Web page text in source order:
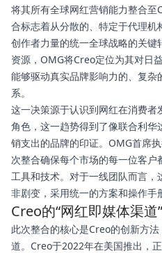
将其所有全球网红营销能力整合
合标志着从分散的、特定于代理
创作者力量的统一全球战略的关
资源，OMG将Creo定位为其对日
能够驱动真实品牌影响力的、复
系。
这一决策源于认识到网红在消费
角色，这一趋势得到了像联合利
销支出的品牌的印证。OMG首席
次整合确保每个市场的每一位客户
工具和技术。对于一线团队而言
非剧变，采用统一的方案和操作手
Creo的“网红即媒体渠道
此次整合的核心是Creo的创新方
道。Creo于2022年在美国推出，